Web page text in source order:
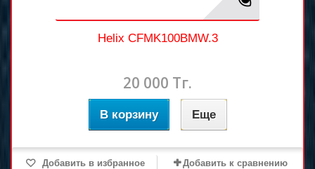
Helix CFMK100BMW.3
20 000 Тг.
В корзину Еще
Добавить в избранное Добавить к сравнению